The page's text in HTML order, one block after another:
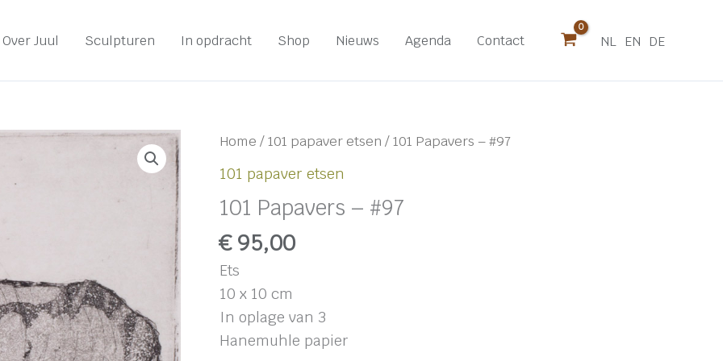
Over Juul Sculpturen In opdracht Shop Nieuws Agenda Contact NL EN DE
Home /101 papaver etsen / 101 Papavers – #97
101 papaver etsen
101 Papavers – #97
€95,00
Ets
10 x 10 cm
In oplage van 3
Hanemuhle papier
101
Papavers
#97
aantal